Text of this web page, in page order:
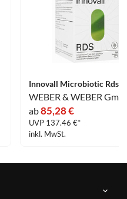
WEBER & WEBER
ab85,28 €
UVP 137.46 €*
inkl. MwSt.